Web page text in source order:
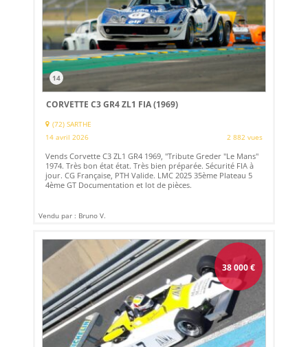
14
CORVETTE C3 GR4 ZL1 FIA (1969)
(72) SARTHE
14 avril 2026
2 882 vues
Vends Corvette C3 ZL1 GR4 1969, "Tribute Greder "Le Mans"
1974. Très bon état état. Très bien préparée. Sécurité FIA à
jour. CG Française, PTH Valide. LMC 2025 35ème Plateau 5
4ème GT Documentation et lot de pièces.
Vendu par : Bruno V.
38 000€